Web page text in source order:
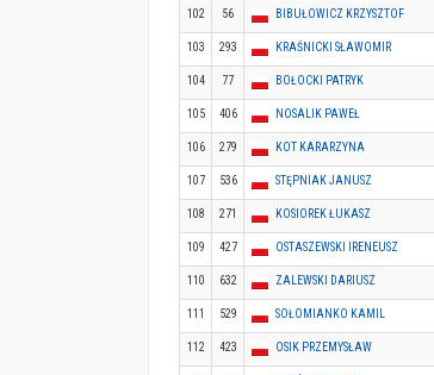
102 56 BIBUŁOWICZ KRZYSZTOF
103 293 KRAŚNICKI SŁAWOMIR
104 77 BOŁOCKI PATRYK
105 406 NOSALIK PAWEŁ
106 279 KOT KARARZYNA
107 536 STĘPNIAK JANUSZ
108 271 KOSIOREK ŁUKASZ
109 427 OSTASZEWSKI IRENEUSZ
110 632 ZALEWSKI DARIUSZ
111 529 SOŁOMIANKO KAMIL
112 423 OSIK PRZEMYSŁAW